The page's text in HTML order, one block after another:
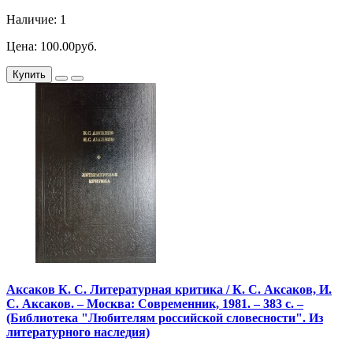
Наличие: 1
Цена: 100.00руб.
Купить
Аксаков К. С. Литературная критика / К. С. Аксаков, И.
С. Аксаков. – Москва: Современник, 1981. – 383 с. –
(Библиотека "Любителям российской словесности". Из
литературного наследия)